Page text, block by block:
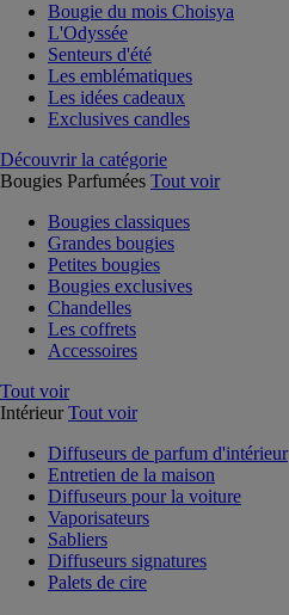
Bougie du mois Choisya
L'Odyssée
Senteurs d'été
Les emblématiques
Les idées cadeaux
Exclusives candles
Découvrir la catégorie
Bougies Parfumées Tout voir
Bougies classiques
Grandes bougies
Petites bougies
Bougies exclusives
Chandelles
Les coffrets
Accessoires
Tout voir
Intérieur Tout voir
Diffuseurs de parfum d'intérieur
Entretien de la maison
Diffuseurs pour la voiture
Vaporisateurs
Sabliers
Diffuseurs signatures
Palets de cire